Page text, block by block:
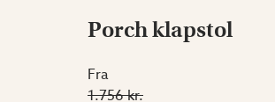
Porch klapstol
Fra
1.756 kr.